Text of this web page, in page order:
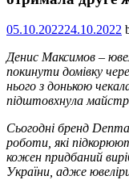
05.10.202224.10.2022
Денис Максимов –
покинути домівку
нього з донькою
підштовхнула
Сьогодні бренд
роботи, які
кожен придбаний
України, адже